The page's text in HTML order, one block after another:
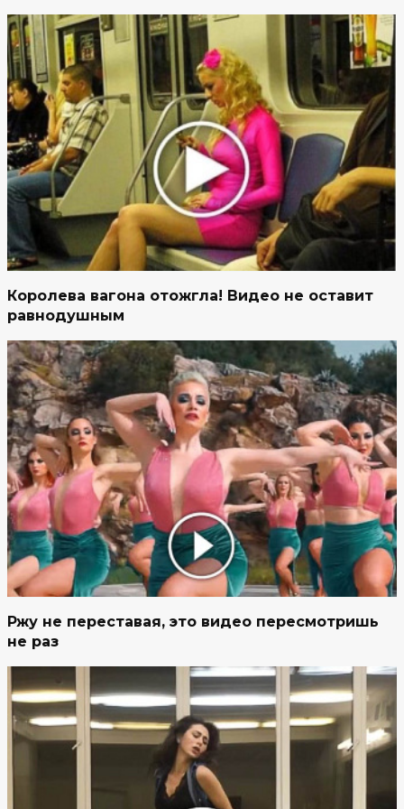
Королева вагона отожгла! Видео не оставит
равнодушным
Ржу не переставая, это видео пересмотришь
не раз